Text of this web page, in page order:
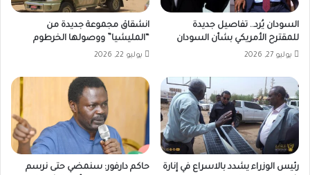
السودان يُرد.. تفاصيل جديدة
للمقترح الأمريكي بشأن السودان
يوليو 27, 2026
انشقاق مجموعة جديدة من
“المليشيا” ووصولها الخرطوم
يوليو 22, 2026
رئيس الوزراء يشدد بالاسراع في إنارة
حاكم دارفور: سنمضي حتى نرسم